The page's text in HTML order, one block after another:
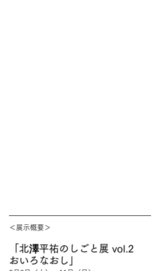
＜展示概要＞
「北澤平祐のしごと展 vol.2
おいろなおし」